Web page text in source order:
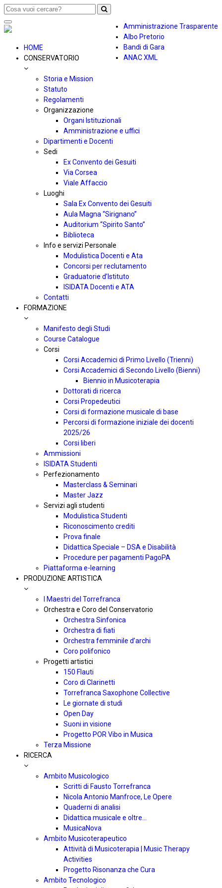
Amministrazione Trasparente
Albo Pretorio
Bandi di Gara
ANAC XML
Toggle
navigation
HOME
CONSERVATORIO
Storia e Mission
Statuto
Regolamenti
Organizzazione
Organi Istituzionali
Amministrazione e uffici
Dipartimenti e Docenti
Sedi
Ex Convento dei Gesuiti
Via Corsea
Viale Affaccio
Luoghi
Sala Ex Convento dei Gesuiti
Aula Magna “Sirignano”
Auditorium “Spirito Santo”
Biblioteca
Info e servizi Personale
Modulistica Docenti e Ata
Concorsi per reclutamento
Graduatorie d’Istituto
ISIDATA Docenti e ATA
Contatti
FORMAZIONE
Manifesto degli Studi
Course Catalogue
Corsi
Corsi Accademici di Primo Livello (Trienni)
Corsi Accademici di Secondo Livello (Bienni)
Biennio in Musicoterapia
Dottorati di ricerca
Corsi Propedeutici
Corsi di formazione musicale di base
Percorsi di formazione iniziale dei docenti
2025/26
Corsi liberi
Ammissioni
ISIDATA Studenti
Perfezionamento
Masterclass & Seminari
Master Jazz
Servizi agli studenti
Modulistica Studenti
Riconoscimento crediti
Prova finale
Didattica Speciale – DSA e Disabilità
Procedure per pagamenti PagoPA
Piattaforma e-learning
PRODUZIONE ARTISTICA
I Maestri del Torrefranca
Orchestra e Coro del Conservatorio
Orchestra Sinfonica
Orchestra di fiati
Orchestra femminile d’archi
Coro polifonico
Progetti artistici
150 Flauti
Coro di Clarinetti
Torrefranca Saxophone Collective
Le giornate di studi
Open Day
Suoni in visione
Progetto POR Vibo in Musica
Terza Missione
RICERCA
Ambito Musicologico
Scritti di Fausto Torrefranca
Nicola Antonio Manfroce, Le Opere
Quaderni di analisi
Didattica musicale e oltre…
MusicaNova
Ambito Musicoterapeutico
Attività di Musicoterapia | Music Therapy
Activities
Progetto Risonanza che Cura
Ambito Tecnologico